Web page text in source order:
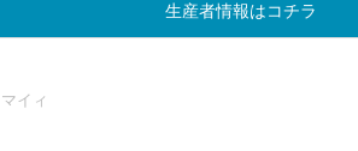
生産者情報はコチラ
マイィ